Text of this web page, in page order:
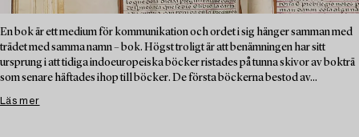
En bok är ett medium för kommunikation och ordet i sig hänger samman med
trädet med samma namn – bok. Högst troligt är att benämningen har sitt
ursprung i att tidiga indoeuropeiska böcker ristades på tunna skivor av bokträ
som senare häftades ihop till böcker. De första böckerna bestod av...
Läs mer